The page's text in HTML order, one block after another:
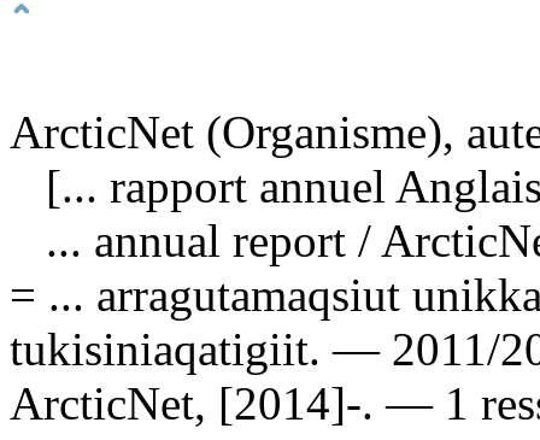
ArcticNet (Organisme),
[... rapport annuel
... annual report /
= ... arragutamaqsiut
tukisiniaqatigiit. — 2011/
ArcticNet, [2014]-. — 1